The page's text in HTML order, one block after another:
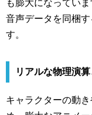
も膨大になってい
音声データを同梱
す。
リアルな物理演
キャラクターの動